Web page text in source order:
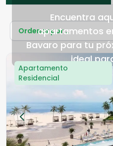
Encuentra
apartamentos
Bavaro para tu
ideal
Ordenar por...
Apartamento
Residencial